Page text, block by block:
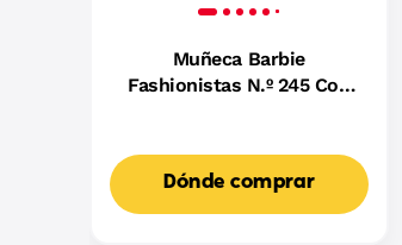
Muñeca Barbie
Fashionistas N.º 245 Con
Dónde comprar